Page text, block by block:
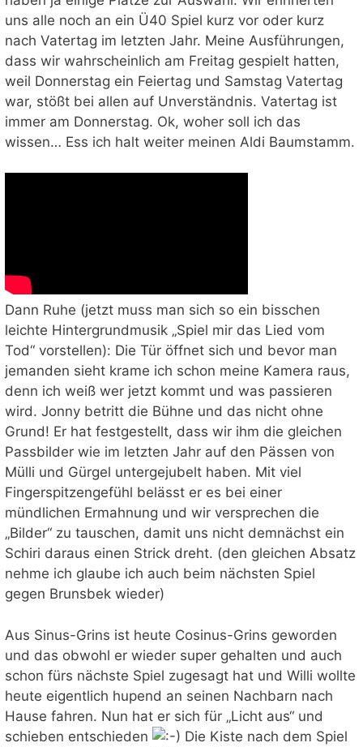
uns alle noch an ein Ü40 Spiel kurz vor oder kurz
nach Vatertag im letzten Jahr. Meine Ausführungen,
dass wir wahrscheinlich am Freitag gespielt hatten,
weil Donnerstag ein Feiertag und Samstag Vatertag
war, stößt bei allen auf Unverständnis. Vatertag ist
immer am Donnerstag. Ok, woher soll ich das
wissen… Ess ich halt weiter meinen Aldi Baumstamm.
Dann Ruhe (jetzt muss man sich so ein bisschen
leichte Hintergrundmusik „Spiel mir das Lied vom
Tod“ vorstellen): Die Tür öffnet sich und bevor man
jemanden sieht krame ich schon meine Kamera raus,
denn ich weiß wer jetzt kommt und was passieren
wird. Jonny betritt die Bühne und das nicht ohne
Grund! Er hat festgestellt, dass wir ihm die gleichen
Passbilder wie im letzten Jahr auf den Pässen von
Mülli und Gürgel untergejubelt haben. Mit viel
Fingerspitzengefühl belässt er es bei einer
mündlichen Ermahnung und wir versprechen die
„Bilder“ zu tauschen, damit uns nicht demnächst ein
Schiri daraus einen Strick dreht. (den gleichen Absatz
nehme ich glaube ich auch beim nächsten Spiel
gegen Brunsbek wieder)
Aus Sinus-Grins ist heute Cosinus-Grins geworden
und das obwohl er wieder super gehalten und auch
schon fürs nächste Spiel zugesagt hat und Willi wollte
heute eigentlich hupend an seinen Nachbarn nach
Hause fahren. Nun hat er sich für „Licht aus“ und
schieben entschieden
Die Kiste nach dem Spiel